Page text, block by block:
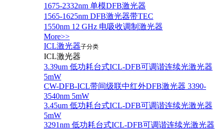
1675-2332nm 单模DFB激光器
1565-1625nm DFB激光器带TEC
1550nm 12 GHz 电吸收调制激光器
More>>
ICL激光器子分类
ICL激光器
3.39um 低功耗台式ICL-DFB可调谐连续光激光器
5mW
CW-DFB-ICL带间级联中红外DFB激光器 3390-
3540nm 5mW
3.45um 低功耗台式ICL-DFB可调谐连续光激光器
5mW
3291nm 低功耗台式ICL-DFB可调谐连续光激光器